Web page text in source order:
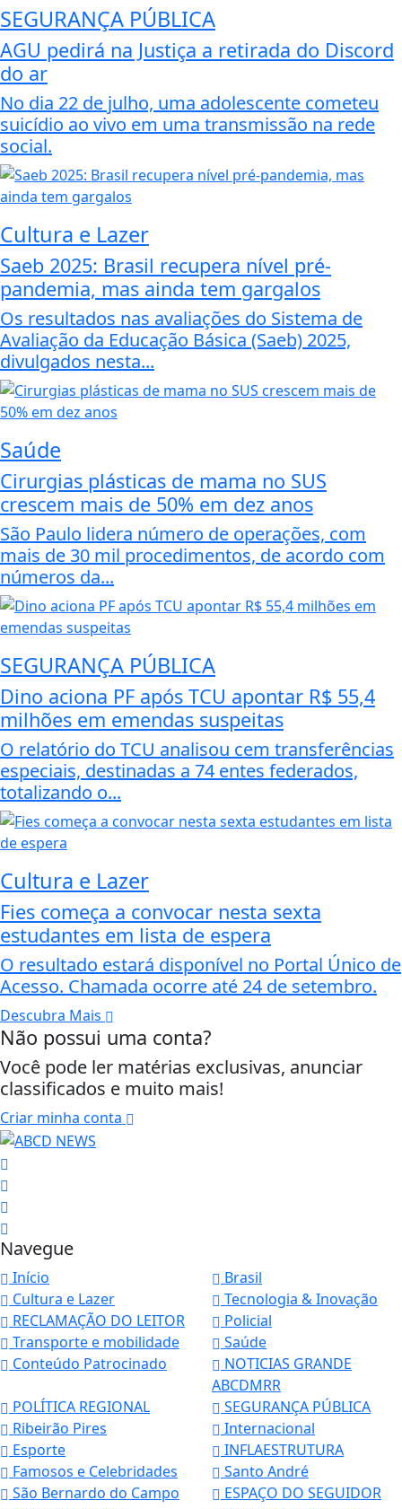
SEGURANÇA PÚBLICA
AGU pedirá na Justiça a retirada do Discord
do ar
No dia 22 de julho, uma adolescente cometeu
suicídio ao vivo em uma transmissão na rede
social.
Cultura e Lazer
Saeb 2025: Brasil recupera nível pré-
pandemia, mas ainda tem gargalos
Os resultados nas avaliações do Sistema de
Avaliação da Educação Básica (Saeb) 2025,
divulgados nesta...
Saúde
Cirurgias plásticas de mama no SUS
crescem mais de 50% em dez anos
São Paulo lidera número de operações, com
mais de 30 mil procedimentos, de acordo com
números da...
SEGURANÇA PÚBLICA
Dino aciona PF após TCU apontar R$ 55,4
milhões em emendas suspeitas
O relatório do TCU analisou cem transferências
especiais, destinadas a 74 entes federados,
totalizando o...
Cultura e Lazer
Fies começa a convocar nesta sexta
estudantes em lista de espera
O resultado estará disponível no Portal Único de
Acesso. Chamada ocorre até 24 de setembro.
Descubra Mais
Não possui uma conta?
Você pode ler matérias exclusivas, anunciar
classificados e muito mais!
Criar minha conta
Navegue
Início
Brasil
Cultura e Lazer
Tecnologia & Inovação
RECLAMAÇÃO DO LEITOR
Policial
Transporte e mobilidade
Saúde
Conteúdo Patrocinado
NOTICIAS GRANDE
ABCDMRR
POLÍTICA REGIONAL
SEGURANÇA PÚBLICA
Ribeirão Pires
Internacional
Esporte
INFLAESTRUTURA
Famosos e Celebridades
Santo André
São Bernardo do Campo
ESPAÇO DO SEGUIDOR